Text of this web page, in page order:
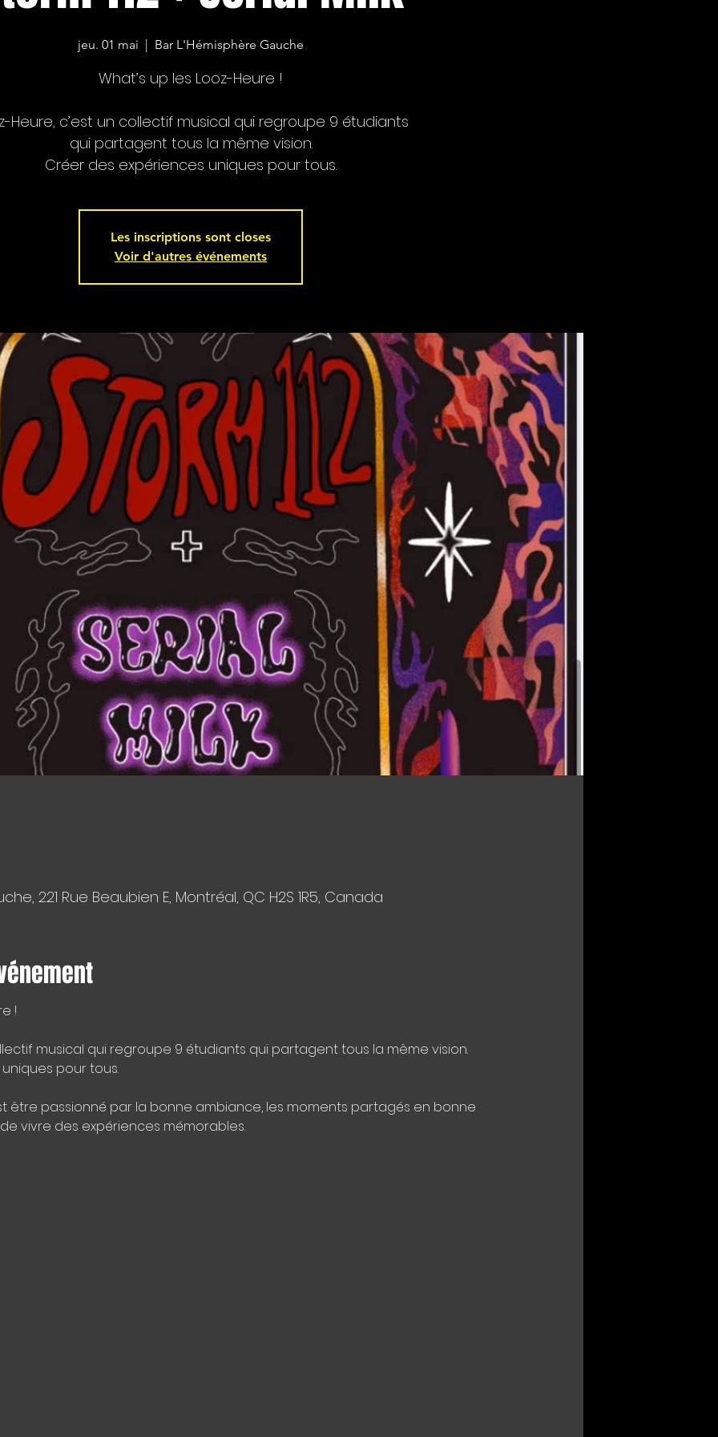
jeu. 01 mai
  |
Bar L'Hémisphère Gauche
What’s up les Looz-Heure !
Heure, c’est un collectif musical qui regroupe 9 étudiants
qui partagent tous la même vision.
Créer des expériences uniques pour tous.
Les inscriptions sont closes
Voir d'autres événements
221 Rue Beaubien E, Montréal, QC H2S 1R5, Canada
!
musical qui regroupe 9 étudiants qui partagent tous la même vision.
pour tous.
être passionné par la bonne ambiance, les moments partagés en bonne
vivre des expériences mémorables.